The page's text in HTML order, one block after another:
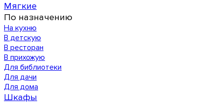
Мягкие
По назначению
На кухню
В детскую
В ресторан
В прихожую
Для библиотеки
Для дачи
Для дома
Шкафы